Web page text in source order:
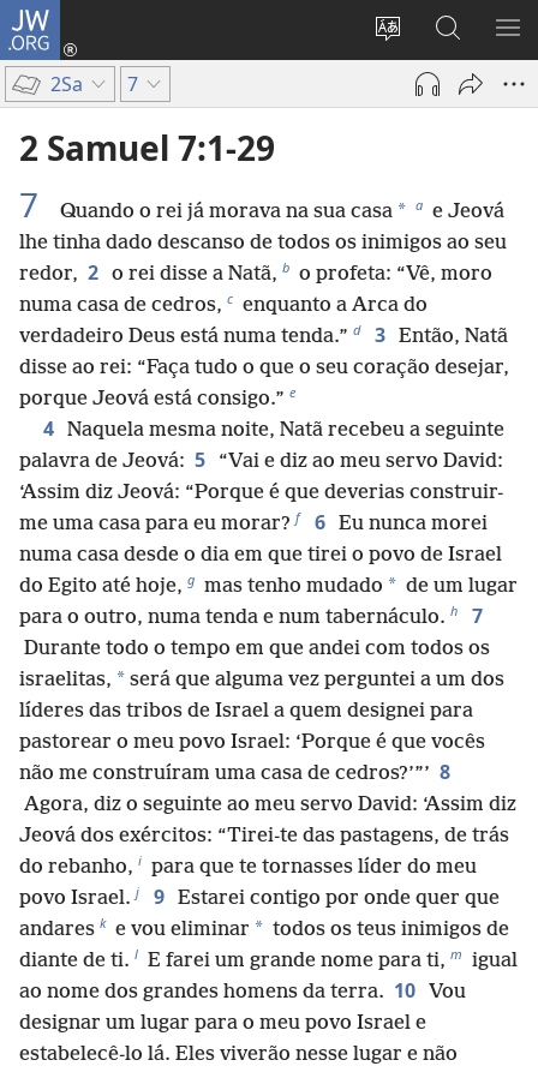
JW.ORG
Alterar
língua
Entrar
(abre
Pesquisar
no
Site
2Sa 7
2 Samuel 7:1-29
7
Quando o rei já morava na sua casa * a e Jeová
lhe tinha dado descanso de todos os inimigos ao seu
redor, 2 o rei disse a Natã, b o profeta: “Vê, moro
numa casa de cedros, c enquanto a Arca do
verdadeiro Deus está numa tenda.” d 3 Então, Natã
disse ao rei: “Faça tudo o que o seu coração desejar,
porque Jeová está consigo.” e
4 Naquela mesma noite, Natã recebeu a seguinte
palavra de Jeová: 5
“Vai e diz ao meu servo David:
‘Assim diz Jeová: “Porque é que deverias construir-
me uma casa para eu morar? f 6 Eu nunca morei
numa casa desde o dia em que tirei o povo de Israel
do Egito até hoje, g mas tenho mudado * de um lugar
para o outro, numa tenda e num tabernáculo. h 7
Durante todo o tempo em que andei com todos os
israelitas, * será que alguma vez perguntei a um dos
líderes das tribos de Israel a quem designei para
pastorear o meu povo Israel: ‘Porque é que vocês
não me construíram uma casa de cedros?’”’ 8
Agora, diz o seguinte ao meu servo David: ‘Assim diz
Jeová dos exércitos: “Tirei-te das pastagens, de trás
do rebanho, i para que te tornasses líder do meu
povo Israel. j 9 Estarei contigo por onde quer que
andares k e vou eliminar * todos os teus inimigos de
diante de ti. l E farei um grande nome para ti, m igual
ao nome dos grandes homens da terra. 10 Vou
designar um lugar para o meu povo Israel e
estabelecê-lo lá. Eles viverão nesse lugar e não